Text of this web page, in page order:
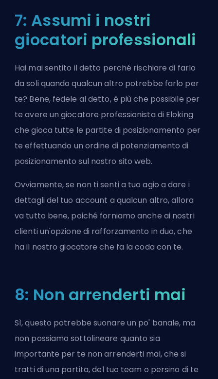
7: Assumi i nostri
giocatori professionali
Hai mai sentito il detto perché rischiare di farlo
da soli quando qualcun altro potrebbe farlo per
te? Bene, fedele al detto, è più che possibile per
te avere un giocatore professionista di Eloking
che gioca tutte le partite di posizionamento per
teeffettuando un ordine di potenziamento di
posizionamento sul nostro sito web.
Ovviamente, se non ti senti a tuo agio a dare i
dettagli del tuo account a qualcun altro, allora
va tutto bene, poiché forniamo anche ai nostri
clienti un'opzione di rafforzamento in duo, che
ha il nostro giocatore che fa la coda con te.
8: Non arrenderti mai
Sì, questo potrebbe suonare un po' banale, ma
non possiamo sottolineare quanto sia
importante per te non arrenderti mai, che si
tratti di una partita, del tuo team o persino di te